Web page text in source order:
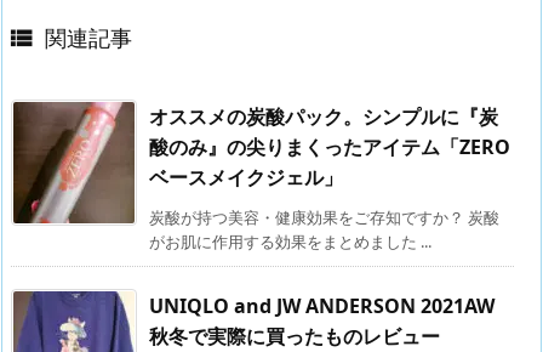
 関連記事
オススメの炭酸パック。シンプルに『炭
酸のみ』の尖りまくったアイテム「ZERO
ベースメイクジェル」
炭酸が持つ美容・健康効果をご存知ですか？ 炭酸
がお肌に作用する効果をまとめました ...
UNIQLO and JW ANDERSON 2021AW
秋冬で実際に買ったものレビュー